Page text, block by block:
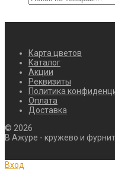
Карта цветов
Каталог
Акции
Реквизиты
Политика
Оплата
Доставка
© 2026
В Ажуре - кружево и
Вход